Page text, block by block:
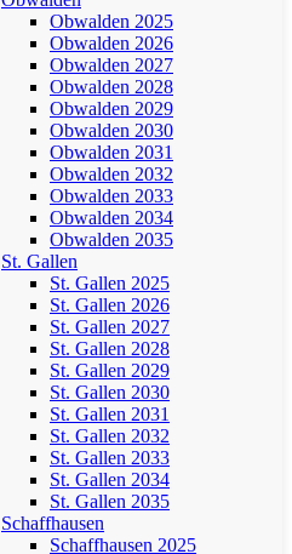
Obwalden 2025
Obwalden 2026
Obwalden 2027
Obwalden 2028
Obwalden 2029
Obwalden 2030
Obwalden 2031
Obwalden 2032
Obwalden 2033
Obwalden 2034
Obwalden 2035
St. Gallen
St. Gallen 2025
St. Gallen 2026
St. Gallen 2027
St. Gallen 2028
St. Gallen 2029
St. Gallen 2030
St. Gallen 2031
St. Gallen 2032
St. Gallen 2033
St. Gallen 2034
St. Gallen 2035
Schaffhausen
Schaffhausen 2025